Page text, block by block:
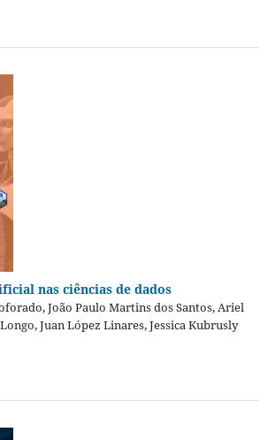
nas ciências de dados
João Paulo Martins dos Santos, Ariel
Juan López Linares, Jessica Kubrusly